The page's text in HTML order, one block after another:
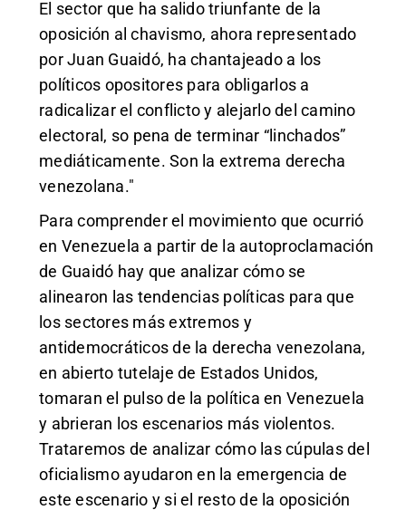
El sector que ha salido triunfante de la
oposición al chavismo, ahora representado
por Juan Guaidó, ha chantajeado a los
políticos opositores para obligarlos a
radicalizar el conflicto y alejarlo del camino
electoral, so pena de terminar “linchados”
mediáticamente. Son la extrema derecha
venezolana."
Para comprender el movimiento que ocurrió
en Venezuela a partir de la autoproclamación
de Guaidó hay que analizar cómo se
alinearon las tendencias políticas para que
los sectores más extremos y
antidemocráticos de la derecha venezolana,
en abierto tutelaje de Estados Unidos,
tomaran el pulso de la política en Venezuela
y abrieran los escenarios más violentos.
Trataremos de analizar cómo las cúpulas del
oficialismo ayudaron en la emergencia de
este escenario y si el resto de la oposición